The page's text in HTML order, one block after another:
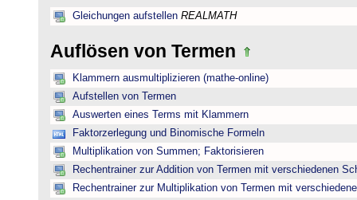
Gleichungen aufstellen REALMATH
Auflösen von Termen
Klammern ausmultiplizieren (mathe-online)
Aufstellen von Termen
Auswerten eines Terms mit Klammern
Faktorzerlegung und Binomische Formeln
Multiplikation von Summen; Faktorisieren
Rechentrainer zur Addition von Termen mit verschiedenen
Rechentrainer zur Multiplikation von Termen mit